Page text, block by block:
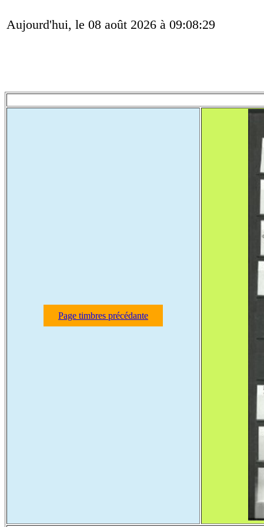
Aujourd'hui, le 08 août 2026 à 09:08:29
Page timbres précédante